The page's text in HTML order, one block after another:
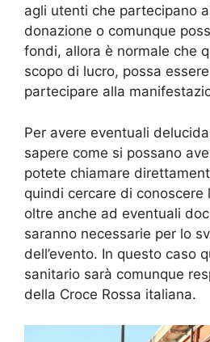
agli utenti che partecipano
donazione o comunque
fondi, allora è normale che
scopo di lucro, possa
partecipare alla
Per avere eventuali
sapere come si possano
potete chiamare
quindi cercare di conoscere
oltre anche ad eventuali
saranno necessarie per lo
dell’evento. In questo caso
sanitario sarà comunque
della Croce Rossa italiana.